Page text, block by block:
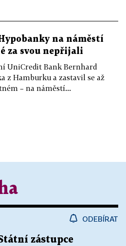
na náměstí
za svou nepřijali
UniCredit Bank Bernhard
z Hamburku a zastavil se až
– na náměstí...
ODEBÍRAT
zástupce